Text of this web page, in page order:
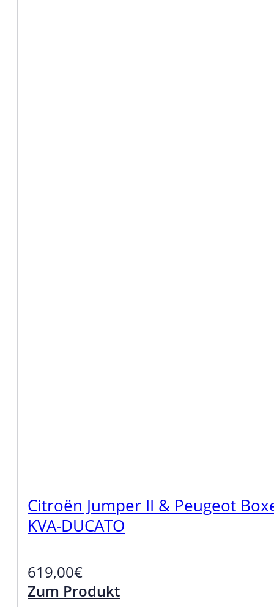
Citroën Jumper II & Peugeot
KVA-DUCATO
619,00€
Zum Produkt